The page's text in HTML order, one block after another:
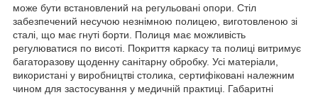
може бути встановлений на регульовані опори. Стіл
забезпечений несучою незнімною полицею, виготовленою зі
сталі, що має гнуті борти. Полиця має можливість
регулюватися по висоті. Покриття каркасу та полиці витримує
багаторазову щоденну санітарну обробку. Усі матеріали,
використані у виробництві столика, сертифіковані належним
чином для застосування у медичній практиці. Габаритні